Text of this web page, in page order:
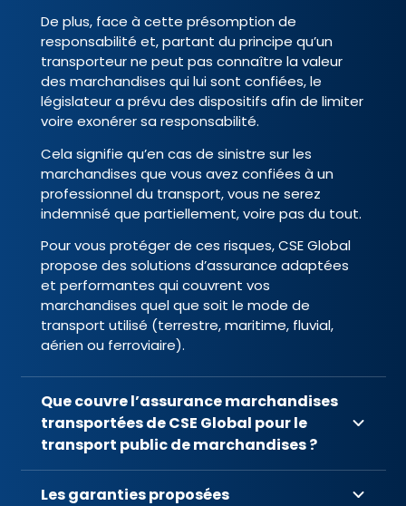
De plus, face à cette présomption de
responsabilité et, partant du principe qu’un
transporteur ne peut pas connaître la valeur
des marchandises qui lui sont confiées, le
législateur a prévu des dispositifs afin de limiter
voire exonérer sa responsabilité.
Cela signifie qu’en cas de sinistre sur les
marchandises que vous avez confiées à un
professionnel du transport, vous ne serez
indemnisé que partiellement, voire pas du tout.
Pour vous protéger de ces risques, CSE Global
propose des solutions d’assurance adaptées
et performantes qui couvrent vos
marchandises quel que soit le mode de
transport utilisé (terrestre, maritime, fluvial,
aérien ou ferroviaire).
Que couvre l’assurance marchandises
transportées de CSE Global pour le
transport public de marchandises ?
Les garanties proposées